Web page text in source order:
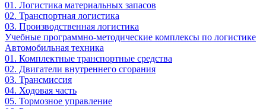
01. Логистика материальных запасов
02. Транспортная логистика
03. Производственная логистика
Учебные программно-методические комплексы по логистике
Автомобильная техника
01. Комплектные транспортные средства
02. Двигатели внутреннего сгорания
03. Трансмиссия
04. Ходовая часть
05. Тормозное управление